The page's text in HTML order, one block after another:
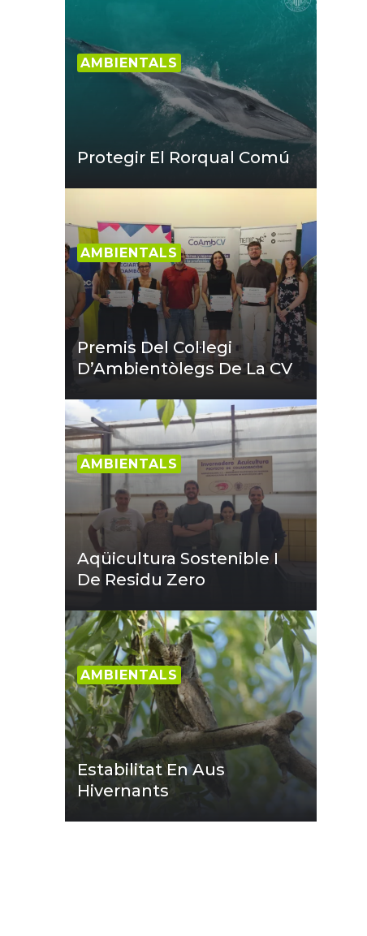
AMBIENTALS
Protegir El Rorqual Comú
AMBIENTALS
Premis Del Col·legi
D’Ambientòlegs De La CV
AMBIENTALS
Aqüicultura Sostenible I
De Residu Zero
AMBIENTALS
Estabilitat En Aus
Hivernants